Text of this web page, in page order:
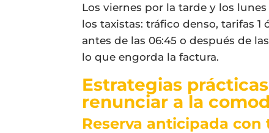
Los viernes por la tarde y los
los taxistas: tráfico denso, tarifas
antes de las 06:45 o después de
lo que engorda la factura.
Estrategias
renunciar a la
Reserva anticipada con